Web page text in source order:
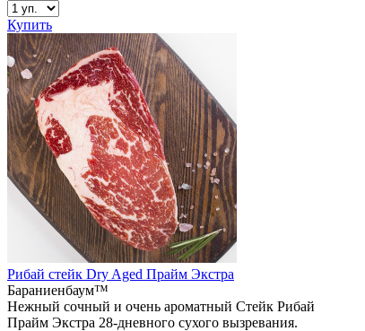
Купить
Рибай стейк Dry Aged Прайм Экстра
Бараниенбаум™
Нежный сочный и очень ароматный Стейк Рибай
Прайм Экстра 28-дневного сухого вызревания.